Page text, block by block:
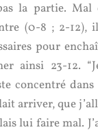
la partie. Mal
(0-8 ; 2-12),
pour
ainsi 23-12.
concentré
arriver, que
lui faire mal.